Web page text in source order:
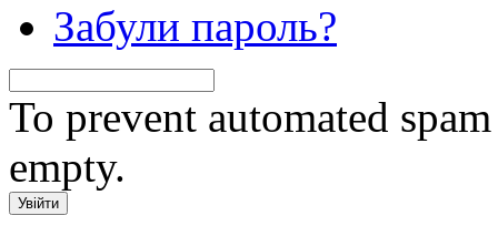
Забули пароль?
To prevent automated
empty.